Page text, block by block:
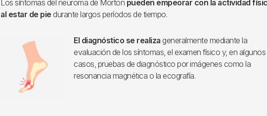
Los síntomas del neuroma de Morton pueden empeorar con la actividad
al estar de pie durante largos períodos de tiempo.
El diagnóstico se realiza generalmente mediante la
evaluación de los síntomas, el examen físico y, en algunos
casos, pruebas de diagnóstico por imágenes como la
resonancia magnética o la ecografía.